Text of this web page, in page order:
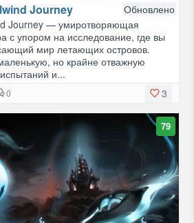
Journey
Обновлено
Journey — умиротворяющая
с упором на исследование, где вы
мир летающих островов.
но крайне отважную
и...
3
0
79